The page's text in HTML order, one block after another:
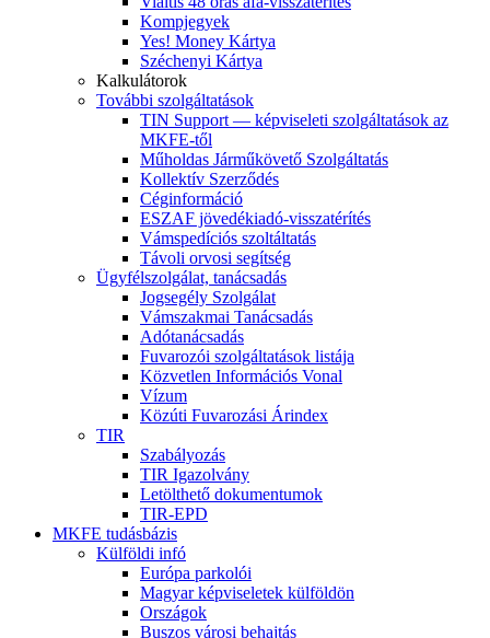
Kompjegyek
Yes! Money Kártya
Széchenyi Kártya
Kalkulátorok
További szolgáltatások
TIN Support — képviseleti szolgáltatások az
MKFE-től
Műholdas Járműkövető Szolgáltatás
Kollektív Szerződés
Céginformáció
ESZAF jövedékiadó-visszatérítés
Vámspedíciós szoltáltatás
Távoli orvosi segítség
Ügyfélszolgálat, tanácsadás
Jogsegély Szolgálat
Vámszakmai Tanácsadás
Adótanácsadás
Fuvarozói szolgáltatások listája
Közvetlen Információs Vonal
Vízum
Közúti Fuvarozási Árindex
TIR
Szabályozás
TIR Igazolvány
Letölthető dokumentumok
TIR-EPD
MKFE tudásbázis
Külföldi infó
Európa parkolói
Magyar képviseletek külföldön
Országok
Buszos városi behajtás